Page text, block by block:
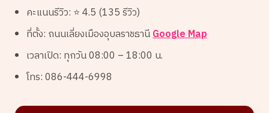
คะแนนรีวิว: ⭐ 4.5 (135 รีวิว)
ที่ตั้ง: ถนนเลี่ยงเมืองอุบลราชธานีGoogle Map
เวลาเปิด: ทุกวัน 08:00 – 18:00 น.
โทร: 086-444-6998